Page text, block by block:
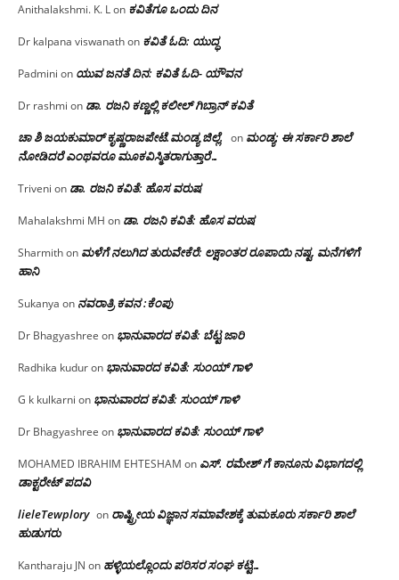
Anithalakshmi. K. Lon ಕವಿತೆಗೂ ಒಂದು ದಿನ
Dr kalpana viswanathon ಕವಿತೆ ಓದಿ: ಯುದ್ಧ
Padmini on ಯುವ ಜನತೆ ದಿನ: ಕವಿತೆ ಓದಿ- ಯೌವನ
Dr rashmi on ಡಾ. ರಜನಿ‌ ಕಣ್ಣಲ್ಲಿ ಕಲೀಲ್ ಗಿಬ್ರಾನ್ ಕವಿತೆ
ಚಾ ಶಿ ಜಯಕುಮಾರ್ ಕೃಷ್ಣರಾಜಪೇಟೆ.ಮಂಡ್ಯ ಜಿಲ್ಲೆ. on ಮಂಡ್ಯ: ಈ ಸರ್ಕಾರಿ ಶಾಲೆ
ನೋಡಿದರೆ ಎಂಥವರೂ ಮೂಕವಿಸ್ಮಿತರಾಗುತ್ತಾರೆ…
Triveni on ಡಾ. ರಜನಿ ಕವಿತೆ: ಹೊಸ ವರುಷ
Mahalakshmi MH on ಡಾ. ರಜನಿ ಕವಿತೆ: ಹೊಸ ವರುಷ
Sharmithon ಮಳೆಗೆ ನಲುಗಿದ ತುರುವೇಕೆರೆ: ಲಕ್ಷಾಂತರ ರೂಪಾಯಿ ನಷ್ಟ, ಮನೆಗಳಿಗೆ
ಹಾನಿ
Sukanya on ನವರಾತ್ರಿ ಕವನ :ಕೆಂಪು
Dr Bhagyashree on ಭಾನುವಾರದ ಕವಿತೆ: ಬೆಟ್ಟ ಜಾರಿ
Radhika kuduron ಭಾನುವಾರದ ಕವಿತೆ: ಸುಂಯ್ ಗಾಳಿ
G k kulkarni on ಭಾನುವಾರದ ಕವಿತೆ: ಸುಂಯ್ ಗಾಳಿ
Dr Bhagyashree on ಭಾನುವಾರದ ಕವಿತೆ: ಸುಂಯ್ ಗಾಳಿ
MOHAMED IBRAHIM EHTESHAM on ಎಸ್. ರಮೇಶ್ ಗೆ ಕಾನೂನು ವಿಭಾಗದಲ್ಲಿ
ಡಾಕ್ಟರೇಟ್ ಪದವಿ
lieleTewplory on ರಾಷ್ಟ್ರೀಯ ವಿಜ್ಞಾನ ಸಮಾವೇಶಕ್ಕೆ‌ ತುಮಕೂರು ಸರ್ಕಾರಿ ಶಾಲೆ
ಹುಡುಗರು
Kantharaju JN on ಹಳ್ಳಿಯಲ್ಲೊಂದು ಪರಿಸರ ಸಂಘ ಕಟ್ಟಿ…